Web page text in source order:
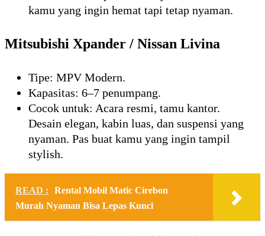
kamu yang ingin hemat tapi tetap nyaman.
Mitsubishi Xpander / Nissan Livina
Tipe: MPV Modern.
Kapasitas: 6–7 penumpang.
Cocok untuk: Acara resmi, tamu kantor.
Desain elegan, kabin luas, dan suspensi yang
nyaman. Pas buat kamu yang ingin tampil
stylish.
READ :
Rental Mobil Matic Cirebon
Murah Nyaman Bisa Lepas Kunci